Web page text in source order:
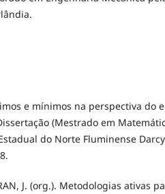
e mínimos na perspectiva do
(Mestrado em
do Norte Fluminense
J. (org.). Metodologias ativas